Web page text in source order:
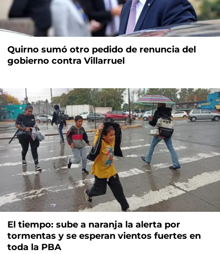
Quirno sumó otro pedido de renuncia del
gobierno contra Villarruel
El tiempo: sube a naranja la alerta por
tormentas y se esperan vientos fuertes en
toda la PBA